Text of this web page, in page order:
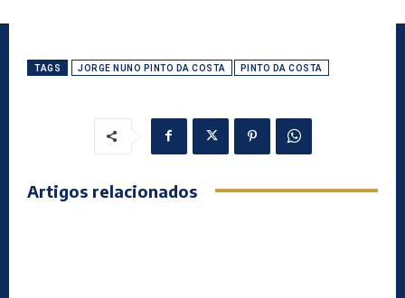
TAGS JORGE NUNO PINTO DA COSTA PINTO DA COSTA
Artigos relacionados